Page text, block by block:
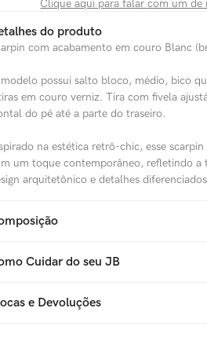
Clique aqui para falar com um de
do produto
com acabamento em couro Blanc
possui salto bloco, médio, bico
em couro verniz. Tira com fivela
do pé até a parte do traseiro.
na estética retrô-chic, esse
um toque contemporâneo, refletindo a
arquitetônico e detalhes
Cuidar do seu JB
e Devoluções